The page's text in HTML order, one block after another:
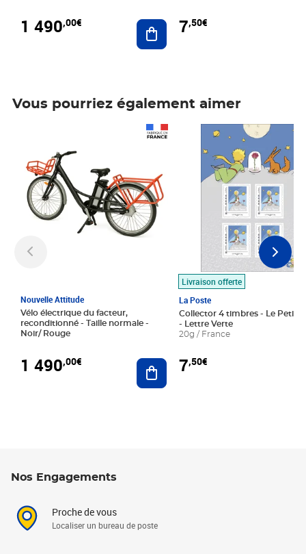
1 490,00€ Ajouter au panier
7,50€
Vous pourriez également aimer
Nouvelle Attitude
Vélo électrique du facteur,
reconditionné - Taille normale -
Noir/ Rouge
1 490,00€ Ajouter au panier
Livraison offerte
La Poste
Collector 4 timbres - Le Petit
- Lettre Verte
20g / France
7,50€
Prix 7,50€
Nos Engagements
Proche de vous
Localiser un bureau de poste